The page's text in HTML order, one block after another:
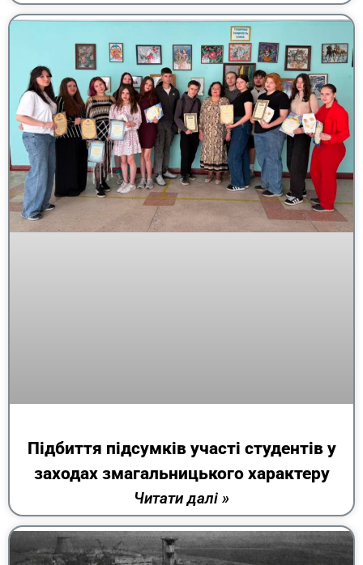
Підбиття підсумків участі студентів у
заходах змагальницького характеру
Читати далі »